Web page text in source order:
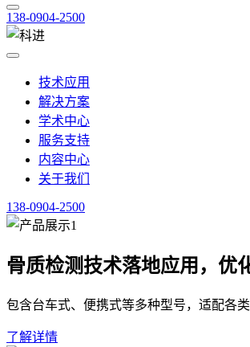
138-0904-2500
技术应用
解决方案
学术中心
服务支持
内容中心
关于我们
138-0904-2500
骨质检测技术落地应用，优
包含台车式、便携式等多种型号，适配各
了解详情